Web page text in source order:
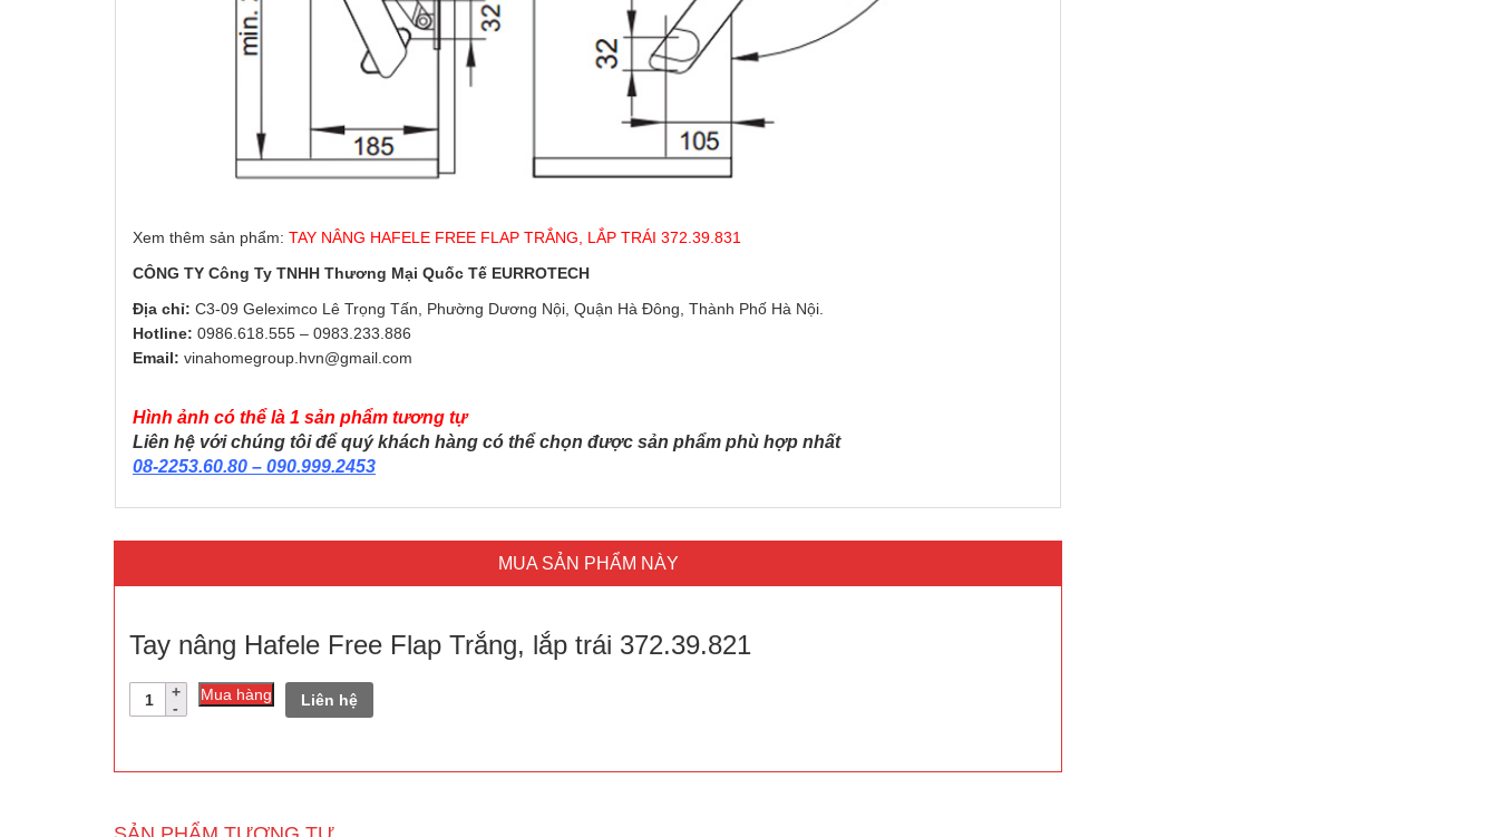
Xem thêm sản phẩm: TAY NÂNG HAFELE FREE FLAP TRẮNG, LẮP TRÁI 372.39.831
CÔNG TY Công Ty TNHH Thương Mại Quốc Tế EURROTECH
Địa chỉ: C3-09 Geleximco Lê Trọng Tấn, Phường Dương Nội, Quận Hà Đông, Thành Phố Hà Nội.
Hotline: 0986.618.555 – 0983.233.886
Email: vinahomegroup.hvn@gmail.com
Hình ảnh có thể là 1 sản phẩm tương tự
Liên hệ với chúng tôi để quý khách hàng có thể chọn được sản phẩm phù hợp nhất
08-2253.60.80 – 090.999.2453
MUA SẢN PHẨM NÀY
Tay nâng Hafele Free Flap Trắng, lắp trái 372.39.821
Số
lượng
Mua hàng Liên hệ